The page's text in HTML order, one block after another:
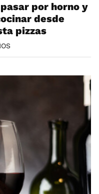
por horno y
desde
pizzas